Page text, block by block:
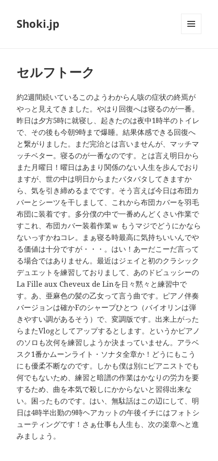
Shoki.jp
セルフトーク
約2週間続いているこのようわからん咳の症状の終焉が
やっと見えてきました。やはり回復へは寝るのが一番。
昨日は夕方5時に就寝し、起きたのは夜中1時半のトイレ
で、その後も今朝9時まで爆睡。結果体感できる回復へ
と繋がりました。まだ完治とは言いませんが、マッチマ
ッチベター。寝るのが一番なのです。とは言え明日から
また月曜日！曜日はあまり関係のない人生を歩んでおり
ますが、世の中は明日からまたバタバタしてきますか
ら、気を引き締めるまでです。そう言えば今日は布団カ
バーとシーツを干しまして、これから布団カバーを羽毛
布団に装着です。多分僕の中で一番めんどくさい作業で
すこれ、布団カバー装着作業ｗ もうマジでどうにかなら
ないっすかねコレ。まぁ寝る時最高に気持ちいいんでや
る価値は十分ですが・・・。はい！あーだこーだ言って
る場合ではありません。最近はジェイと初のクラシック
デュエットを練習しておりまして、あのドビュッシーの
La Fille aux Cheveux de Linを日々黙々と練習中で
す。あ、亜麻色の髪の乙女って言う曲です。ピアノ伴奏
バージョンは確かFのシャープひとつ（バイオリンは弾
きやすい調があるそう）で、変調版です。出来上がった
らまたVlogとしてアップするとします。というかピアノ
のソロも次何を練習しようか決まっていません。アラベ
スク1番かムーンライト・ソナタ全章か！どうにもこう
にも優柔不断なのです。しかも僕は別にピアニストでも
何でもないため、練習と暗譜の作業はかなりの労力を要
するため、曲を本気で殺しにかからないと習得出来な
い。困ったものです。はい、無駄話はこの辺にして、明
日は4時半出勤の9時ヘアカットの午後イチにはフォトシ
ューティングです！さぁ仕事も人生も、次の楽章へと進
みましょう。